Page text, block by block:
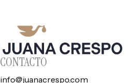
CONTACTO
info@juanacrespo.com